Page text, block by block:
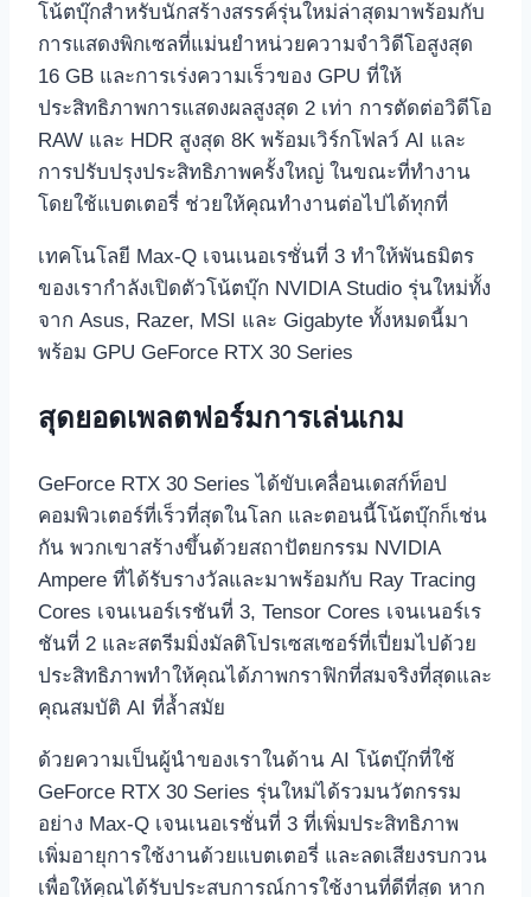
โน้ตบุ๊กสำหรับนักสร้างสรรค์รุ่นใหม่ล่าสุดมาพร้อมกับ
การแสดงพิกเซลที่แม่นยำหน่วยความจำวิดีโอสูงสุด
16 GB และการเร่งความเร็วของ GPU ที่ให้
ประสิทธิภาพการแสดงผลสูงสุด 2 เท่า การตัดต่อวิดีโอ
RAW และ HDR สูงสุด 8K พร้อมเวิร์กโฟลว์ AI และ
การปรับปรุงประสิทธิภาพครั้งใหญ่ ในขณะที่ทำงาน
โดยใช้แบตเตอรี่ ช่วยให้คุณทำงานต่อไปได้ทุกที่
เทคโนโลยี Max-Q เจนเนอเรชั่นที่ 3 ทำให้พันธมิตร
ของเรากำลังเปิดตัวโน้ตบุ๊ก NVIDIA Studio รุ่นใหม่ทั้ง
จาก Asus, Razer, MSI และ Gigabyte ทั้งหมดนี้มา
พร้อม GPU GeForce RTX 30 Series
สุดยอดเพลตฟอร์มการเล่นเกม
GeForce RTX 30 Series ได้ขับเคลื่อนเดสก์ท็อป
คอมพิวเตอร์ที่เร็วที่สุดในโลก และตอนนี้โน้ตบุ๊กก็เช่น
กัน พวกเขาสร้างขึ้นด้วยสถาปัตยกรรม NVIDIA
Ampere ที่ได้รับรางวัลและมาพร้อมกับ Ray Tracing
Cores เจนเนอร์เรชันที่ 3, Tensor Cores เจนเนอร์เร
ชันที่ 2 และสตรีมมิ่งมัลติโปรเซสเซอร์ที่เปี่ยมไปด้วย
ประสิทธิภาพทำให้คุณได้ภาพกราฟิกที่สมจริงที่สุดและ
คุณสมบัติ AI ที่ล้ำสมัย
ด้วยความเป็นผู้นำของเราในด้าน AI โน้ตบุ๊กที่ใช้
GeForce RTX 30 Series รุ่นใหม่ได้รวมนวัตกรรม
อย่าง Max-Q เจนเนอเรชั่นที่ 3 ที่เพิ่มประสิทธิภาพ
เพิ่มอายุการใช้งานด้วยแบตเตอรี่ และลดเสียงรบกวน
เพื่อให้คุณได้รับประสบการณ์การใช้งานที่ดีที่สุด หาก